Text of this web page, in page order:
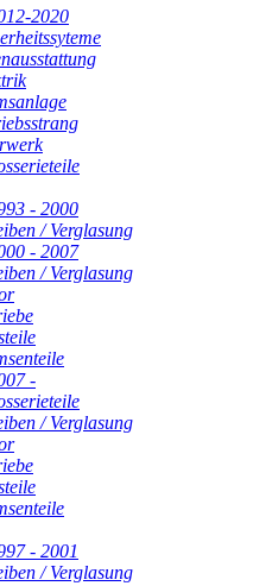
2020
- 2000
/ Verglasung
- 2007
/ Verglasung
-
/ Verglasung
- 2001
/ Verglasung